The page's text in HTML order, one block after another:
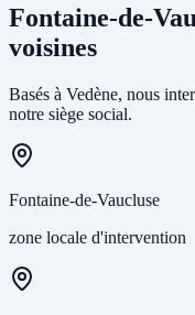
Fontaine-de-
voisines
Basés à Vedène, nous
notre siège social.
Fontaine-de-Vaucluse
zone locale d'intervention